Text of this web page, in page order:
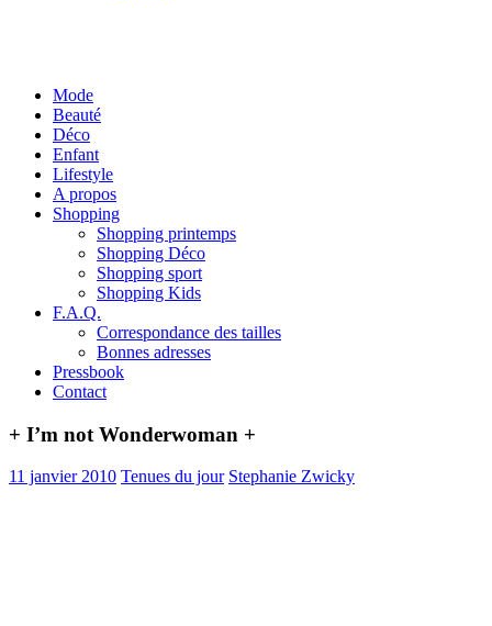
Mode
Beauté
Déco
Enfant
Lifestyle
A propos
Shopping
Shopping printemps
Shopping Déco
Shopping sport
Shopping Kids
F.A.Q.
Correspondance des tailles
Bonnes adresses
Pressbook
Contact
+ I’m not Wonderwoman +
11 janvier 2010 Tenues du jour Stephanie Zwicky